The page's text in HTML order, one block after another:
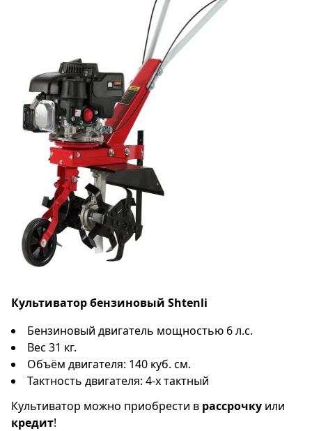
Культиватор бензиновый Shtenli
Бензиновый двигатель мощностью 6 л.с.
Вес 31 кг.
Объём двигателя: 140 куб. см.
Тактность двигателя: 4-х тактный
Культиватор можно приобрести в рассрочку или
кредит!